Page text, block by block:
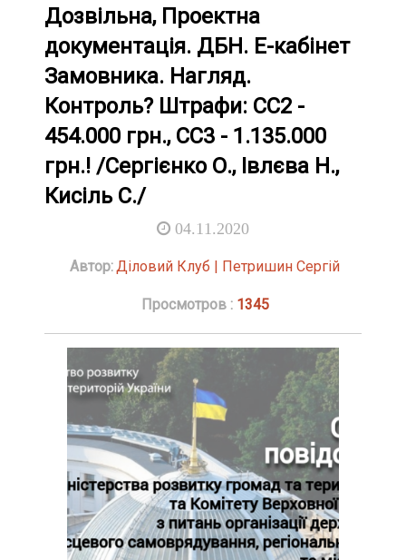
Дозвільна, Проектна
документація. ДБН. Е-кабінет
Замовника. Нагляд.
Контроль? Штрафи: СС2 -
454.000 грн., СС3 - 1.135.000
грн.! /Сергієнко О., Івлєва Н.,
Кисіль С./
04.11.2020
Автор:Діловий Клуб | Петришин Сергій
Просмотров : 1345